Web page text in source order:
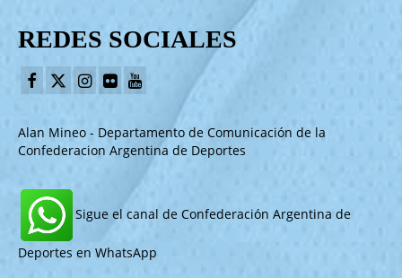
REDES SOCIALES
Alan Mineo - Departamento de Comunicación de la
Confederacion Argentina de Deportes
Sigue el canal de Confederación Argentina de
Deportes en WhatsApp